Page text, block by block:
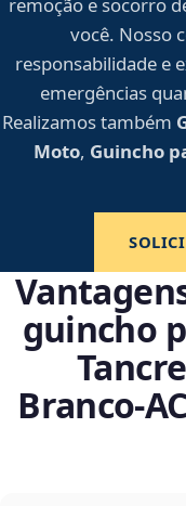
remoção e socorro
você. Nosso
responsabilidade e
emergências
Realizamos também
Moto, Guincho
guincho